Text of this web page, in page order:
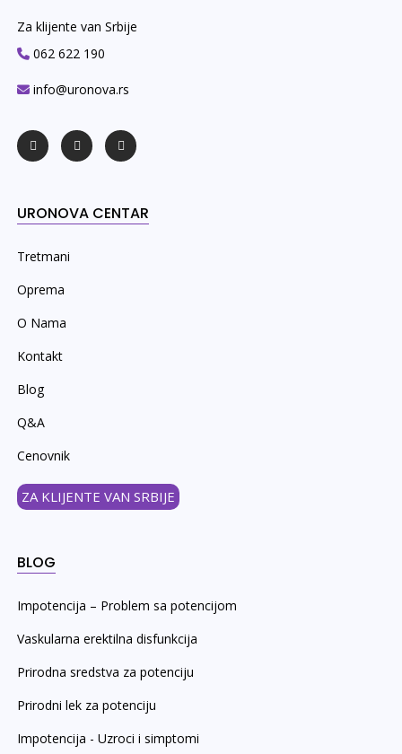
Za klijente van Srbije
062 622 190
info@uronova.rs
URONOVA CENTAR
Tretmani
Oprema
O Nama
Kontakt
Blog
Q&A
Cenovnik
ZA KLIJENTE VAN SRBIJE
BLOG
Impotencija – Problem sa potencijom
Vaskularna erektilna disfunkcija
Prirodna sredstva za potenciju
Prirodni lek za potenciju
Impotencija - Uzroci i simptomi